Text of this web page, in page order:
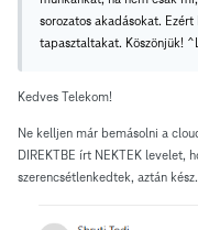
sorozatos akadásokat. Ezért
tapasztaltakat. Köszönjük!
Kedves Telekom!
Ne kelljen már bemásolni a
DIREKTBE írt NEKTEK levelet,
szerencsétlenkedtek, aztán